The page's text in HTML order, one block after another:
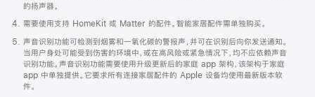
的扬声器。
需要使用支持 HomeKit 或 Matter 的配件。智能家居配件需单独购买。
声音识别功能可检测到烟雾和一氧化碳的警报声，并可在识别后向你发送通知。
当用户身处可能受到伤害的环境中，或在高风险或紧急情况下，均不应依赖声音
识别功能。声音识别功能需要使用升级更新后的家庭 app 架构，该架构于家庭
app 中单独提供。它要求所有连接家居配件的 Apple 设备均使用最新版本软
件。